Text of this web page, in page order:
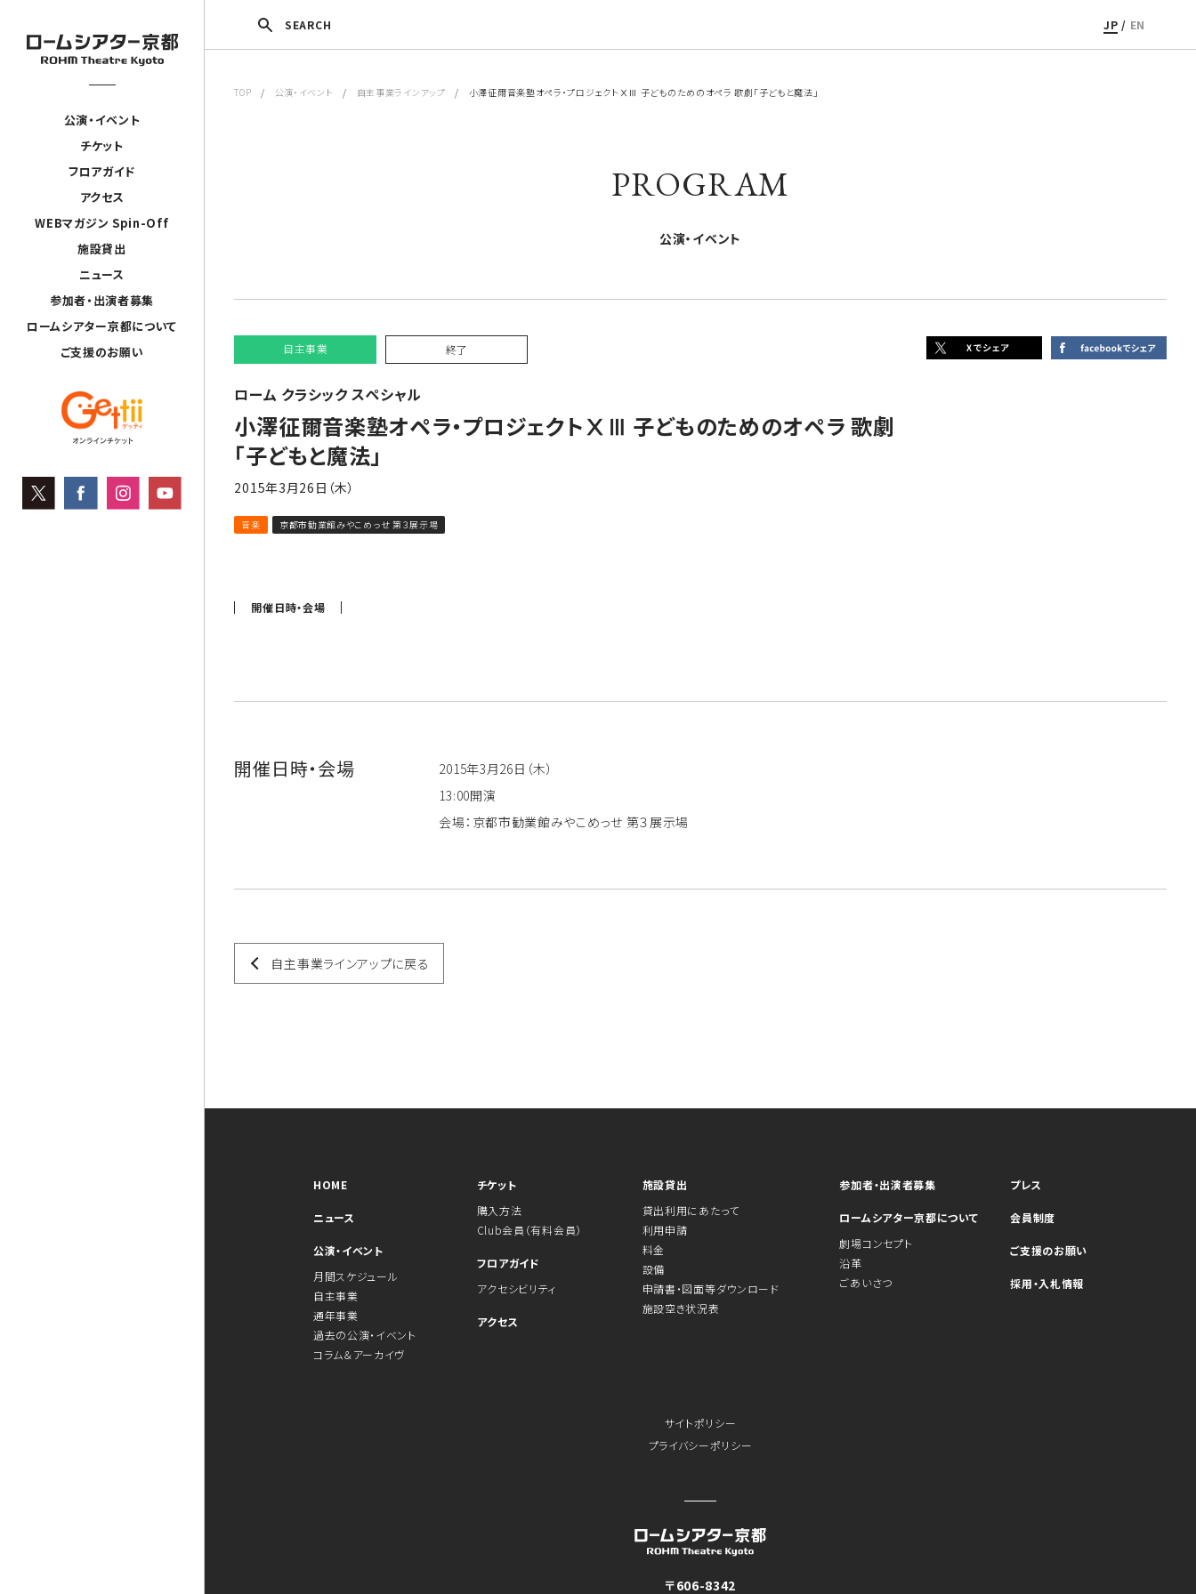
公演・イベント
チケット
フロアガイド
アクセス
WEBマガジン Spin-Off
施設貸出
ニュース
参加者・出演者募集
ロームシアター京都について
ご支援のお願い
SEARCH JP / EN
TOP / 公演・イベント / 自主事業ラインアップ / 小澤征爾音楽塾オペラ・プロジェクトⅩⅢ 子どものためのオペラ 歌劇「子どもと魔法」
PROGRAM
公演・イベント
自主事業 終了
ローム クラシック スペシャル
小澤征爾音楽塾オペラ・プロジェクトⅩⅢ 子どものためのオペラ 歌劇
「子どもと魔法」
2015年3月26日（木）
音楽 京都市勧業館みやこめっせ 第３展示場
開催日時・会場
開催日時・会場
2015年3月26日（木）
13:00開演
会場：京都市勧業館みやこめっせ 第３展示場
自主事業ラインアップに戻る
HOME
ニュース
公演・イベント
月間スケジュール
自主事業
通年事業
過去の公演・イベント
コラム＆アーカイヴ
チケット
購入方法
Club会員（有料会員）
フロアガイド
アクセシビリティ
アクセス
施設貸出
貸出利用にあたって
利用申請
料金
設備
申請書・図面等ダウンロード
施設空き状況表
参加者・出演者募集
ロームシアター京都について
劇場コンセプト
沿革
ごあいさつ
プレス
会員制度
ご支援のお願い
採用・入札情報
サイトポリシー
プライバシーポリシー
〒606-8342